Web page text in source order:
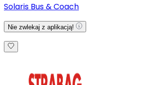
Solaris Bus & Coach
Nie zwlekaj z aplikacją!